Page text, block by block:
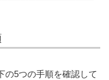
の5つの手順を確認して